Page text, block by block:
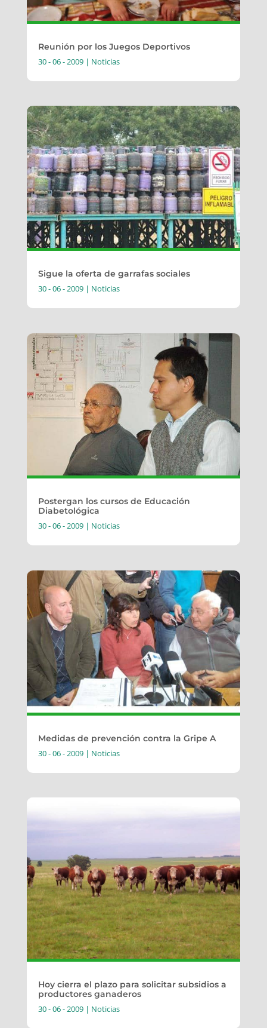
Reunión por los Juegos Deportivos
30 - 06 - 2009| Noticias
Sigue la oferta de garrafas sociales
30 - 06 - 2009| Noticias
Postergan los cursos de Educación
Diabetológica
30 - 06 - 2009| Noticias
Medidas de prevención contra la Gripe A
30 - 06 - 2009| Noticias
Hoy cierra el plazo para solicitar subsidios a
productores ganaderos
30 - 06 - 2009| Noticias